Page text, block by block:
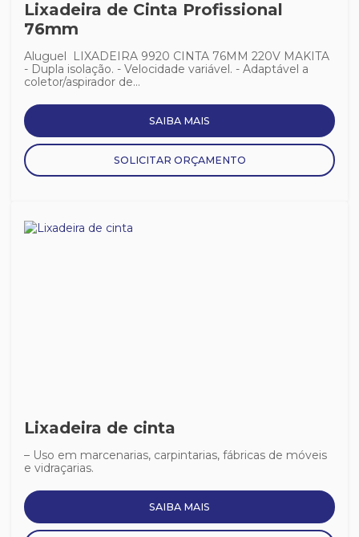
Lixadeira de Cinta Profissional
76mm
Aluguel LIXADEIRA 9920 CINTA 76MM 220V MAKITA
- Dupla isolação. - Velocidade variável. - Adaptável a
coletor/aspirador de...
SAIBA MAIS
SOLICITAR ORÇAMENTO
Lixadeira de cinta
– Uso em marcenarias, carpintarias, fábricas de móveis
e vidraçarias.
SAIBA MAIS